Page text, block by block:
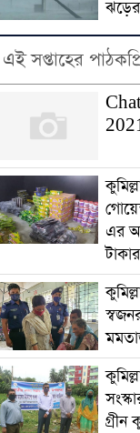
ঝড়ের
এই সপ্তাহের
এর
গ্রীন